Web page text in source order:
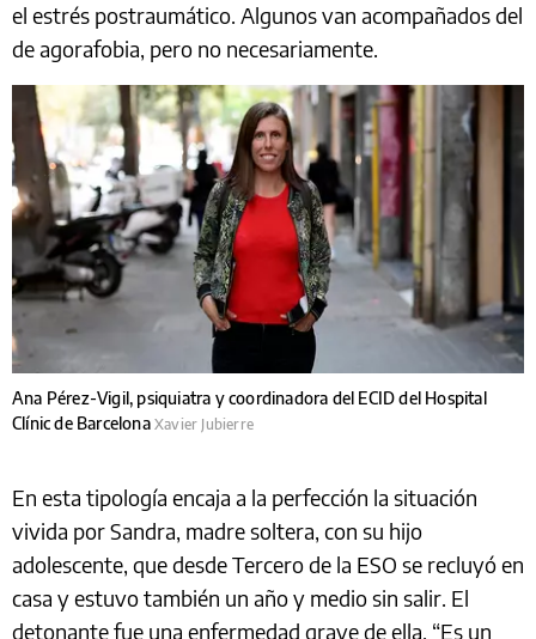
el estrés postraumático. Algunos van acompañados del
de agorafobia, pero no necesariamente.
Ana Pérez-Vigil, psiquiatra y coordinadora del ECID del Hospital
Clínic de Barcelona Xavier Jubierre
En esta tipología encaja a la perfección la situación
vivida por Sandra, madre soltera, con su hijo
adolescente, que desde Tercero de la ESO se recluyó en
casa y estuvo también un año y medio sin salir. El
detonante fue una enfermedad grave de ella. “Es un